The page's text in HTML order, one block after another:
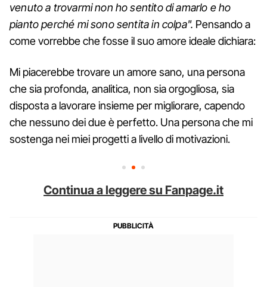
venuto a trovarmi non ho sentito di amarlo e ho
pianto perché mi sono sentita in colpa". Pensando a
come vorrebbe che fosse il suo amore ideale dichiara:
Mi piacerebbe trovare un amore sano, una persona
che sia profonda, analitica, non sia orgogliosa, sia
disposta a lavorare insieme per migliorare, capendo
che nessuno dei due è perfetto. Una persona che mi
sostenga nei miei progetti a livello di motivazioni.
Continua a leggere su Fanpage.it